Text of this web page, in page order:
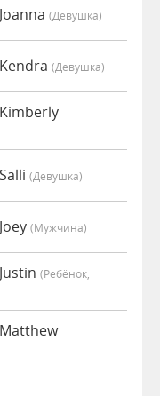
(девушка)
(девушка)
(девушка)
(мужчина)
(Ребёнок,